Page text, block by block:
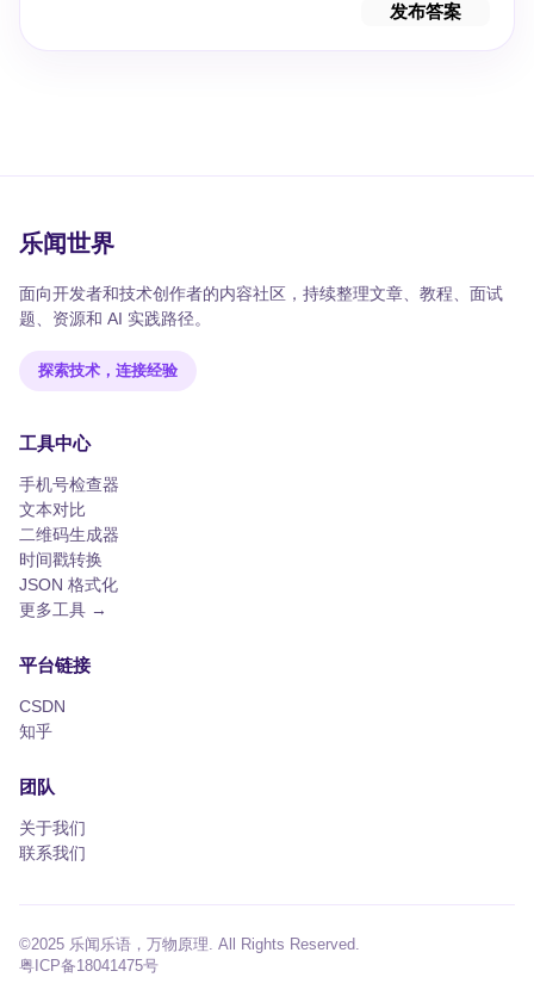
发布答案
乐闻世界
面向开发者和技术创作者的内容社区，持续整理文章、教程、面试
题、资源和 AI 实践路径。
探索技术，连接经验
工具中心
手机号检查器
文本对比
二维码生成器
时间戳转换
JSON 格式化
更多工具 →
平台链接
CSDN
知乎
团队
关于我们
联系我们
©2025 乐闻乐语，万物原理. All Rights Reserved.
粤ICP备18041475号